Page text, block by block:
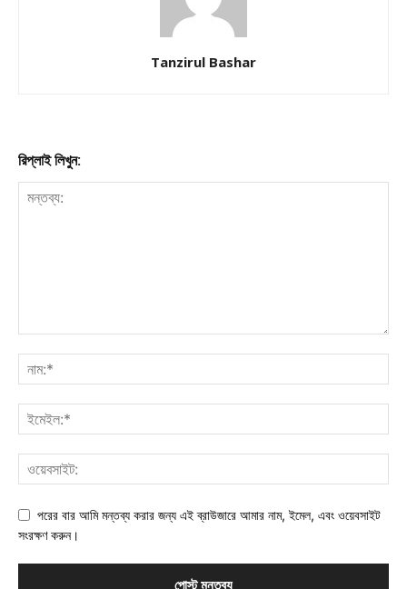
Tanzirul Bashar
রিপ্লাই লিখুন:
পরের বার আমি মন্তব্য করার জন্য এই ব্রাউজারে আমার নাম, ইমেল, এবং ওয়েবসাইট
সংরক্ষণ করুন।